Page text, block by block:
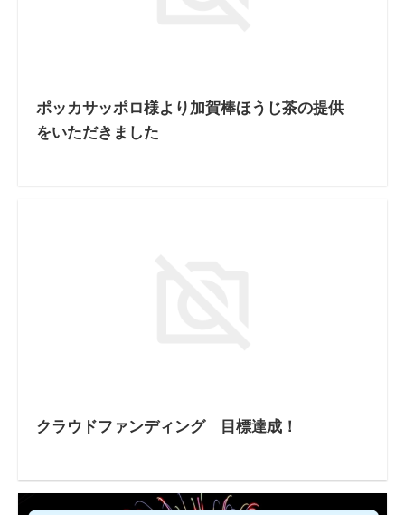
ポッカサッポロ様より加賀棒ほうじ茶の提供
をいただきました
クラウドファンディング 目標達成！